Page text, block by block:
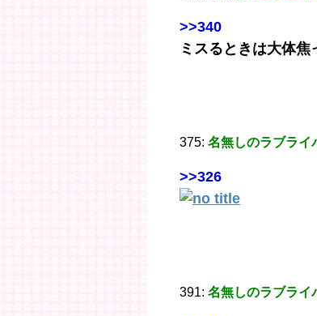
>>340
ミスるときは大体
375: 名無しのラブライ
>>326
391: 名無しのラブライ